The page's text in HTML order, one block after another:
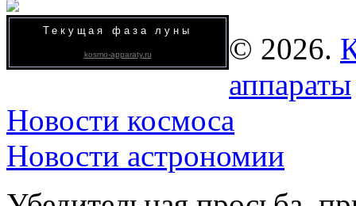
Текущая фаза луны
kosmo-apparaty.ru © 2026.
аппараты
Новости космоса
Новости астрономии